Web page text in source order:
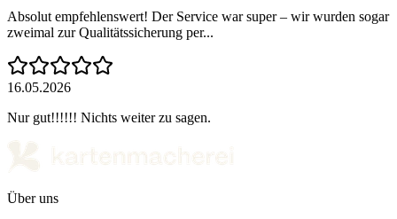
Absolut empfehlenswert! Der Service war super – wir wurden sogar
zweimal zur Qualitätssicherung per...
16.05.2026
Nur gut!!!!!! Nichts weiter zu sagen.
Über uns